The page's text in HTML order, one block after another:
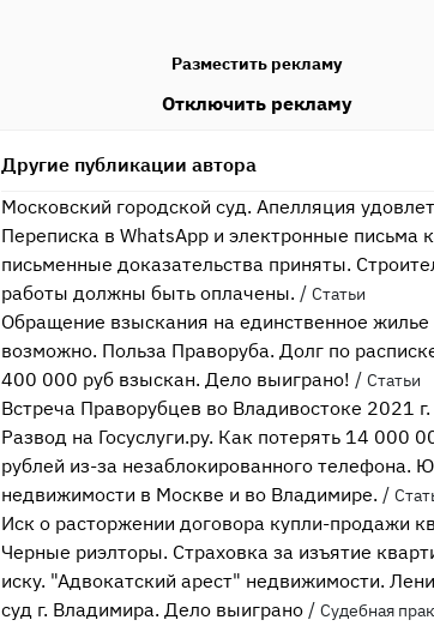
Разместить рекламу
Отключить рекламу
Другие публикации автора
Московский городской суд. Апелляция
Переписка в WhatsApp и электронные письма
письменные доказательства приняты.
работы должны быть оплачены. / Статьи
Обращение взыскания на единственное жилье
возможно. Польза Праворуба. Долг по
400 000 руб взыскан. Дело выиграно! / Статьи
Встреча Праворубцев во Владивостоке 2021 г.
Развод на Госуслуги.ру. Как потерять 14 000
рублей из-за незаблокированного телефона.
недвижимости в Москве и во Владимире. /
Иск о расторжении договора купли-продажи
Черные риэлторы. Страховка за изъятие
иску. "Адвокатский арест" недвижимости.
суд г. Владимира. Дело выиграно / Судебная